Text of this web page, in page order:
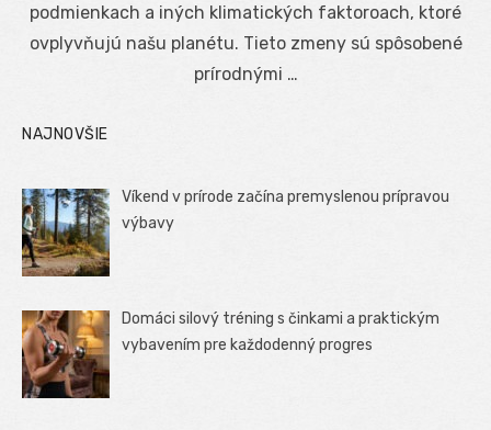
podmienkach a iných klimatických faktoroach, ktoré
ovplyvňujú našu planétu. Tieto zmeny sú spôsobené
prírodnými …
NAJNOVŠIE
Víkend v prírode začína premyslenou prípravou
výbavy
Domáci silový tréning s činkami a praktickým
vybavením pre každodenný progres